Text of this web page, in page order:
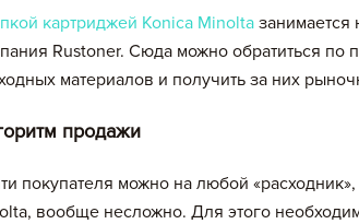
картриджей Konica Minolta занимается
Rustoner. Сюда можно обратиться
материалов и получить за них
продажи
покупателя можно на любой
вообще несложно. Для этого